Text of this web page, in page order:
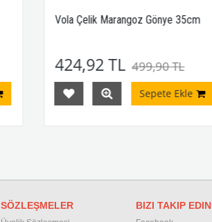
Vola Çelik Marangoz Gönye 35cm
424,92 TL 499,90 TL
Sepete Ekle
SÖZLEŞMELER BIZI TAKIP EDIN